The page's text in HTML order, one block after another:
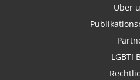
Über
LGBTI